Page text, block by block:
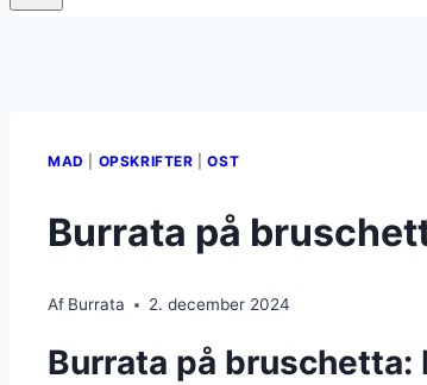
MAD OPSKRIFTER |OST
Burrata på
Af Burrata 2. december 2024
Burrata på